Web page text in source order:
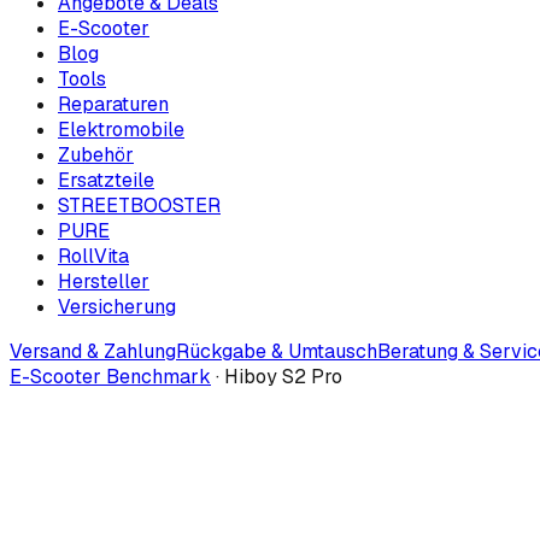
E-Scooter
Blog
Tools
Reparaturen
Elektromobile
Zubehör
Ersatzteile
STREETBOOSTER
PURE
RollVita
Hersteller
Versicherung
Versand & ZahlungRückgabe & UmtauschBeratung &
E-Scooter Benchmark · Hiboy S2 Pro